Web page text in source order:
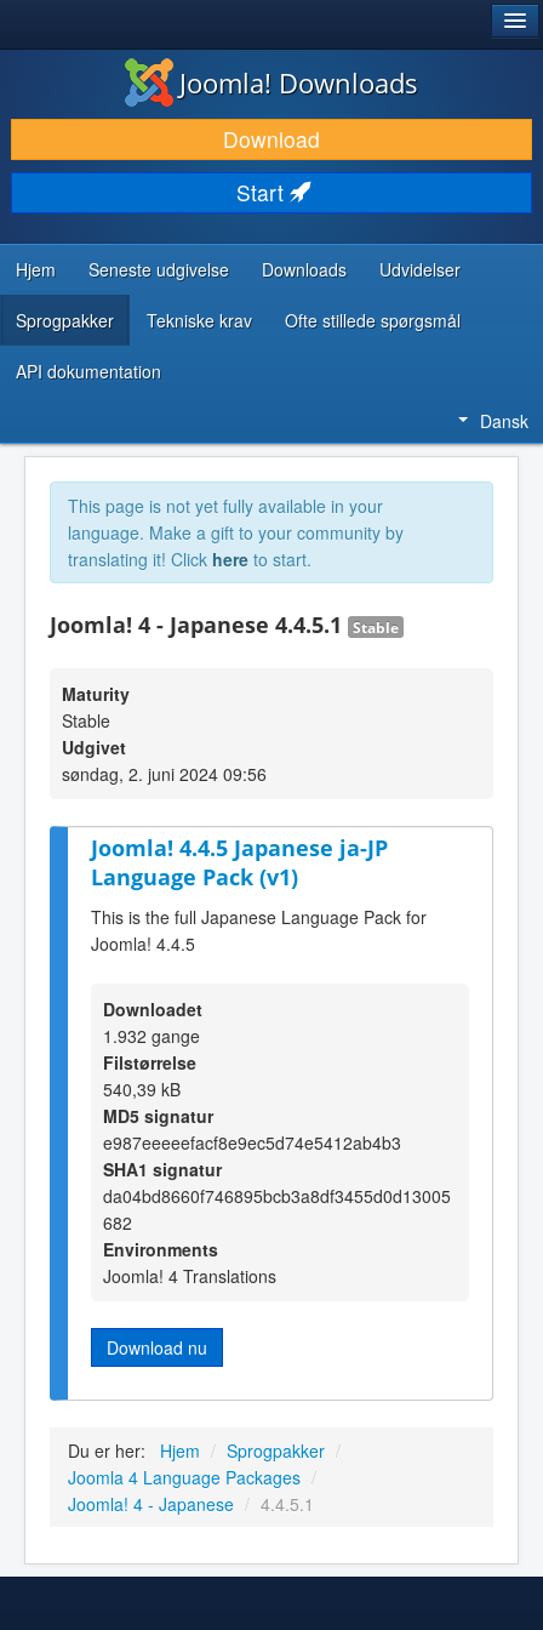
DOWNLOAD & UDVID
OPDAG & LÆR
FÆLLESSKABET & SUPPORT
UDVIKLERRESSOURCER
Joomla! Downloads
Download
Start
Hjem Seneste udgivelse Downloads Udvidelser
Sprogpakker Tekniske krav Ofte stillede spørgsmål
API dokumentation
Dansk
This page is not yet fully available in your
language. Make a gift to your community by
translating it! Click here to start.
Joomla! 4 - Japanese 4.4.5.1 Stable
Maturity
Stable
Udgivet
søndag, 2. juni 2024 09:56
Joomla! 4.4.5 Japanese ja-JP
Language Pack (v1)
This is the full Japanese Language Pack for
Joomla! 4.4.5
Downloadet
1.932 gange
Filstørrelse
540,39 kB
MD5 signatur
e987eeeeefacf8e9ec5d74e5412ab4b3
SHA1 signatur
da04bd8660f746895bcb3a8df3455d0d13005
682
Environments
Joomla! 4 Translations
Download nu
Du er her: Hjem / Sprogpakker /
Joomla 4 Language Packages /
Joomla! 4 - Japanese / 4.4.5.1